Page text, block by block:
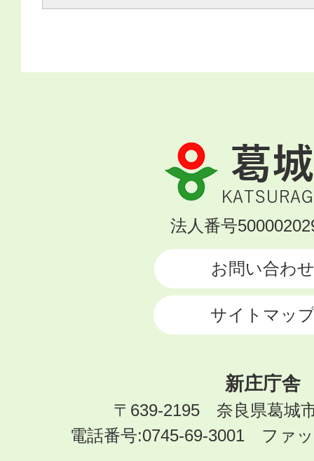
葛
城
市
KATSURAGI
法人番号
お問い合わせ
サイトマッ
新庄庁舎
〒639-2195 奈良県葛城
電話番号:0745-69-3001 ファ